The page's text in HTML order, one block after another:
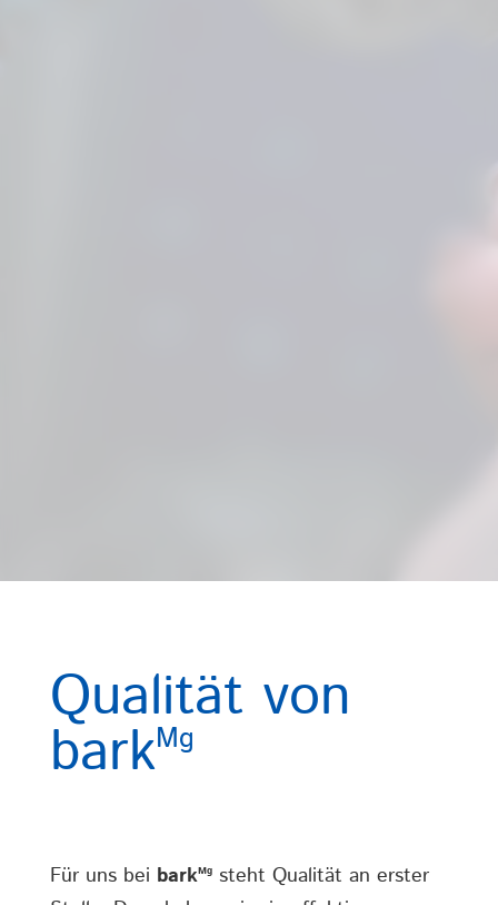
Qualität von
barkMg
Für uns bei barkMgsteht Qualität an erster